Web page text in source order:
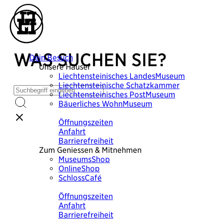
Dein Besuch
Unsere Häuser
Liechtensteinisches LandesMuseum
Liechtensteinische Schatzkammer
Liechtensteinisches PostMuseum
Bäuerliches WohnMuseum
Öffnungszeiten
Anfahrt
Barrierefreiheit
Zum Geniessen & Mitnehmen
MuseumsShop
OnlineShop
SchlossCafé
Öffnungszeiten
Anfahrt
Barrierefreiheit
WAS SUCHEN SIE?